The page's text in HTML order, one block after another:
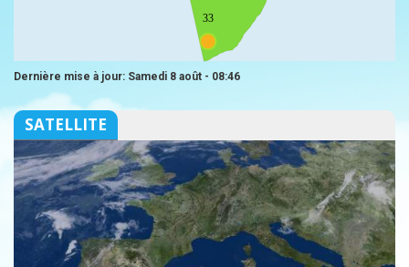
33
Dernière mise à jour: Samedi 8 août - 08:46
SATELLITE